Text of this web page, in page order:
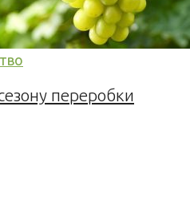
переробки